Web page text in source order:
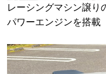
レーシングマシン譲り
パワーエンジンを搭載